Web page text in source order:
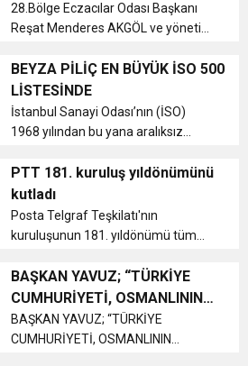
28.Bölge Eczacılar Odası Başkanı
Reşat Menderes AKGÖL ve yönetim
kuruluşunun 185. Yılı ve 14 Mayıs
Eczacılık Bayramı dolayısıyla
Antakya Atatürk Anıtına çelenk
sunumunun ar...
BEYZA PİLİÇ EN BÜYÜK İSO 500
LİSTESİNDE
İstanbul Sanayi Odası’nın (İSO)
1968 yılından bu yana aralıksız
Büyük Sanayi Kuruluşu”
araştırmasının bu yılki sonuçlarında
yer alan Beyza Piliç başarısını
tescilledi...
PTT 181. kuruluş yıldönümünü
kutladı
Posta Telgraf Teşkilatı'nın
kuruluşunun 181. yıldönümü tüm
çeşitli etkinliklerle kutlandı....
BAŞKAN YAVUZ; “TÜRKİYE
CUMHURİYETİ, OSMANLININ
KÜLLERİNDEN DOĞMUŞTUR”
BAŞKAN YAVUZ; “TÜRKİYE
CUMHURİYETİ, OSMANLININ